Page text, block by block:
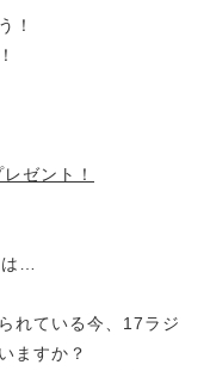
！
ゼント！
…
れている今、17ラジ
ますか？